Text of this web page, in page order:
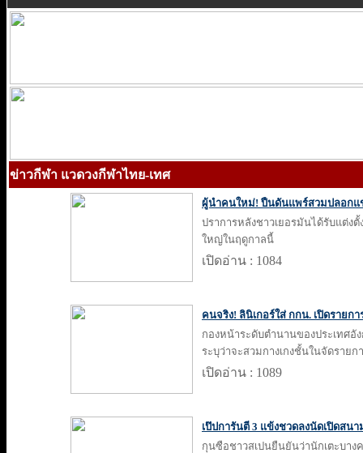
ข่าวกีฬา แวดวงกีฬาไทย-เทศ
ผู้นำคนใหม่! ปืนดันแพร์สวมปลอก
ปราการหลังชาวเยอรมันได้รับแต่
ใหญ่ในฤดูกาลนี้
เปิดอ่าน : 1084
คนจริง! ลินิเกอร์ใส่ กกน. เปิดรายก
กองหน้าระดับตำนานของประเทศ
ระบุว่าจะสวมกางเกงชั้นในจัดรายก
เปิดอ่าน : 1089
เป๊ปการันตี 3 แข้งชวดลงนัดเปิดสน
กุนซือชาวสเปนยืนยันว่านักเตะบาง